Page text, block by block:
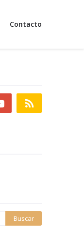
Contacto